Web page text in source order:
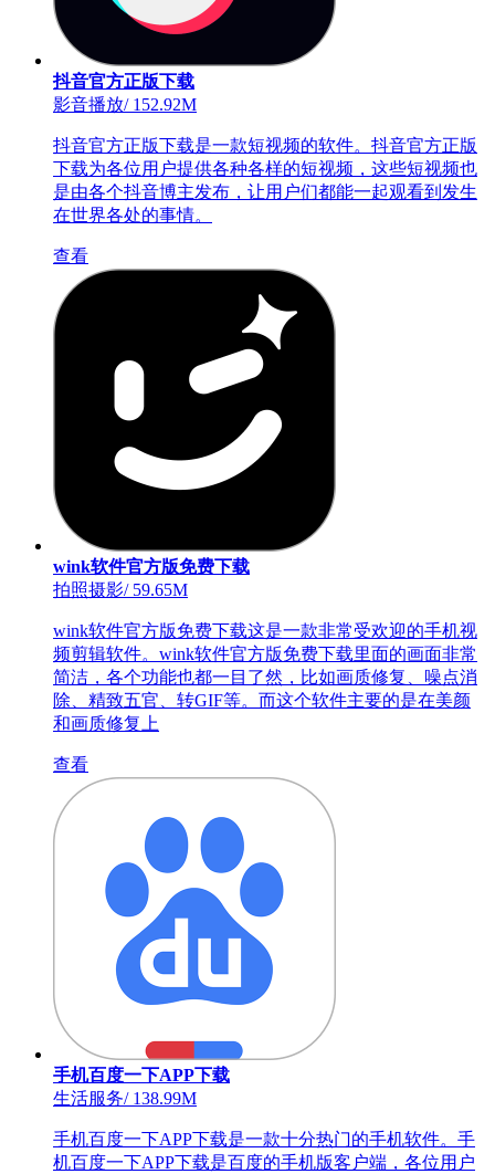
抖音官方正版下载
影音播放/152.92M
抖音官方正版下载是一款短视频的软件。抖音官方正版
下载为各位用户提供各种各样的短视频，这些短视频也
是由各个抖音博主发布，让用户们都能一起观看到发生
在世界各处的事情。
查看
wink软件官方版免费下载
拍照摄影/59.65M
wink软件官方版免费下载这是一款非常受欢迎的手机视
频剪辑软件。wink软件官方版免费下载里面的画面非常
简洁，各个功能也都一目了然，比如画质修复、噪点消
除、精致五官、转GIF等。而这个软件主要的是在美颜
和画质修复上
查看
手机百度一下APP下载
生活服务/138.99M
手机百度一下APP下载是一款十分热门的手机软件。手
机百度一下APP下载是百度的手机版客户端，各位用户